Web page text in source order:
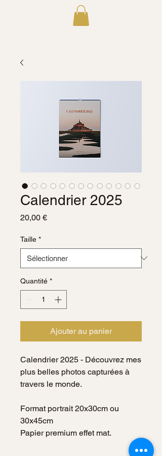
Calendrier 2025
20,00 €Prix
Taille *
Quantité *
Ajouter au panier
Calendrier 2025 - Découvrez mes
plus belles photos capturées à
travers le monde.
Format portrait 20x30cm ou
30x45cm
Papier premium effet mat.